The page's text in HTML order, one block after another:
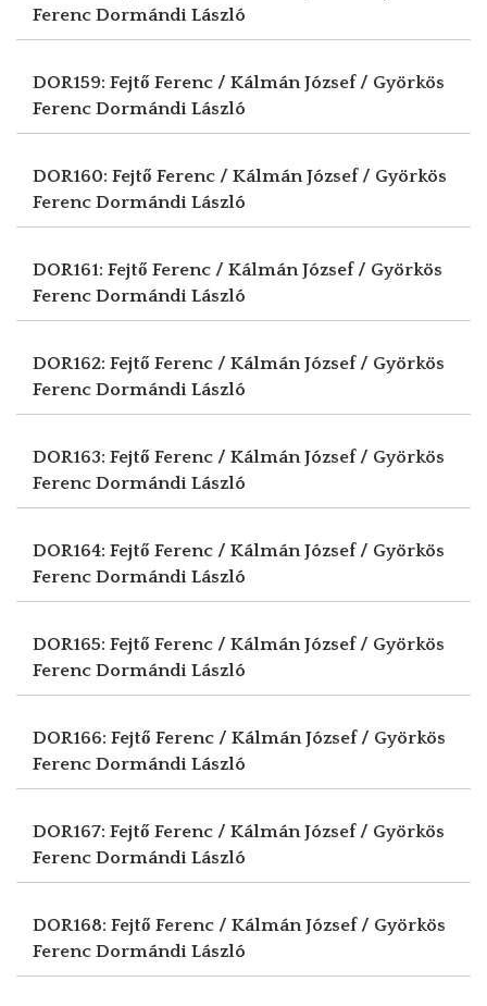
Ferenc Dormándi László
DOR159: Fejtő Ferenc / Kálmán József / Györkös
Ferenc Dormándi László
DOR160: Fejtő Ferenc / Kálmán József / Györkös
Ferenc Dormándi László
DOR161: Fejtő Ferenc / Kálmán József / Györkös
Ferenc Dormándi László
DOR162: Fejtő Ferenc / Kálmán József / Györkös
Ferenc Dormándi László
DOR163: Fejtő Ferenc / Kálmán József / Györkös
Ferenc Dormándi László
DOR164: Fejtő Ferenc / Kálmán József / Györkös
Ferenc Dormándi László
DOR165: Fejtő Ferenc / Kálmán József / Györkös
Ferenc Dormándi László
DOR166: Fejtő Ferenc / Kálmán József / Györkös
Ferenc Dormándi László
DOR167: Fejtő Ferenc / Kálmán József / Györkös
Ferenc Dormándi László
DOR168: Fejtő Ferenc / Kálmán József / Györkös
Ferenc Dormándi László